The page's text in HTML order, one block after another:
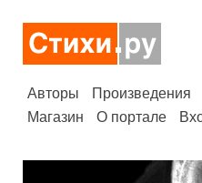
Авторы Произведения
Магазин
О портале